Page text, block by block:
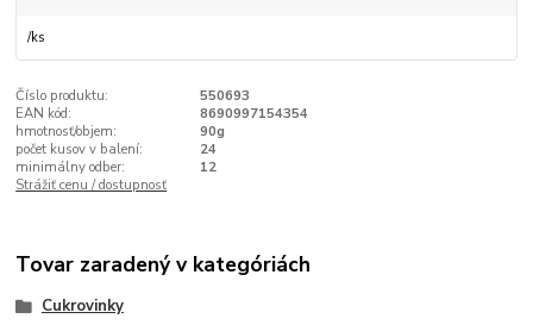
/ks
Číslo produktu:
550693
EAN kód:
8690997154354
hmotnosť/objem:
90g
počet kusov v balení:
24
minimálny odber:
12
Strážiť cenu / dostupnosť
Tovar zaradený v kategóriách
Cukrovinky